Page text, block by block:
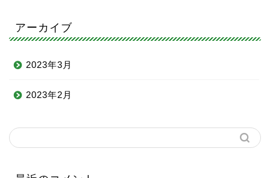
アーカイブ
2023年3月
2023年2月